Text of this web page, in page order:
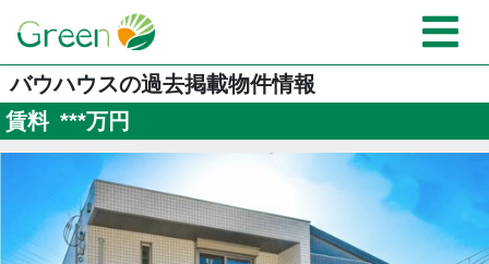
バウハウスの過去掲載物件情報
賃料 ***万円